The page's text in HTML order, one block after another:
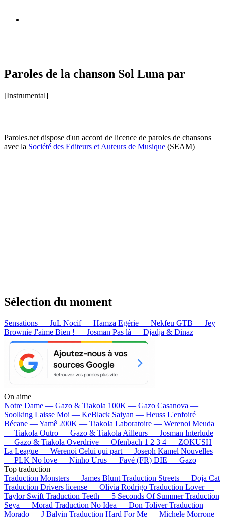
Paroles de la chanson Sol Luna par
[Instrumental]
Paroles.net dispose d'un accord de licence de paroles de chansons
avec la Société des Editeurs et Auteurs de Musique (SEAM)
Sélection du moment
Sensations — JuL Nocif — Hamza Egérie — Nekfeu GTB — Jey
Brownie J'aime Bien ! — Josman Pas là — Djadja & Dinaz
On aime
Notre Dame — Gazo & Tiakola 100K — Gazo Casanova —
Soolking Laisse Moi — KeBlack Saiyan — Heuss L'enfoiré
Bécane —Yamê 200K — Tiakola Laboratoire — Werenoi Meuda
— Tiakola Outro — Gazo & Tiakola Ailleurs — Josman Interlude
— Gazo & Tiakola Overdrive — Ofenbach 1 2 3 4 — ZOKUSH
La League — Werenoi Celui qui part — Joseph Kamel Nouvelles
— PLK No love — Ninho Urus — Favé (FR) DIE — Gazo
Top traduction
Traduction Monsters — James Blunt Traduction Streets — Doja Cat
Traduction Drivers license — Olivia Rodrigo Traduction Lover —
Taylor Swift Traduction Teeth — 5 Seconds Of Summer Traduction
Seya — Morad Traduction No Idea — Don Toliver Traduction
Morado — J Balvin Traduction Hard For Me — Michele Morrone